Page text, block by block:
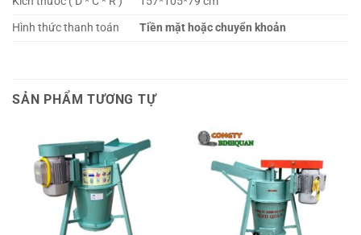
Hình thức thanh toán
Tiền mặt hoặc chuyển khoản
SẢN PHẨM TƯƠNG TỰ